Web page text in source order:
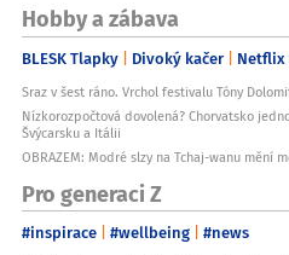
Hobby a zábava
BLESK Tlapky Divoký kačer
Sraz v šest ráno. Vrchol festivalu Tóny
Nízkorozpočtová dovolená? Chorvatsko
Švýcarsku a Itálii
OBRAZEM: Modré slzy na Tchaj-wanu mění
Pro generaci Z
#inspirace #wellbeing #news